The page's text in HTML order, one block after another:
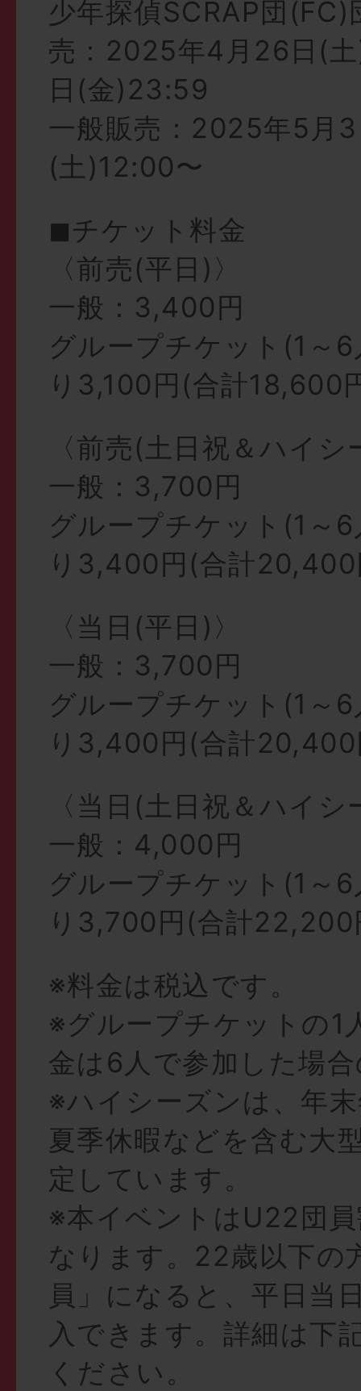
少年探偵SCRAP団(FC)
売：2025年4月26日(
日(金)23:59
一般販売：2025年5月
(土)12:00〜
◼︎チケット料金
〈前売(平日)〉
一般：3,400円
グループチケット(1～
り3,100円(合計18,600
〈前売(土日祝＆ハイ
一般：3,700円
グループチケット(1～
り3,400円(合計
〈当日(平日)〉
一般：3,700円
グループチケット(1～
り3,400円(合計
〈当日(土日祝＆ハイ
一般：4,000円
グループチケット(1～
り3,700円(合計22,200
※料金は税込です。
※グループチケットの1
金は6人で参加した場
※ハイシーズンは、年
夏季休暇などを含む大
定しています。
※本イベントはU22団
なります。22歳以下の
員」になると、平日当
入できます。詳細は下
ください。